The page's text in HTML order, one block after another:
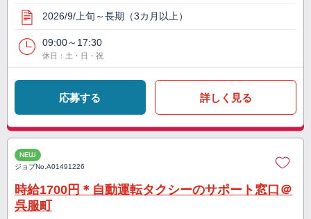
2026/9/上旬～長期（3カ月以上）
09:00～17:30
休日：土・日・祝
応募する 詳しく見る
NEW
ジョブNo.A01491226
時給1700円＊自動運転タクシーのサポート窓口＠
呉服町